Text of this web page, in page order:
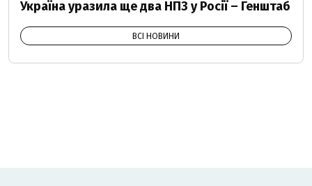
Україна уразила ще два НПЗ у Росії – Генштаб
ВСІ НОВИНИ